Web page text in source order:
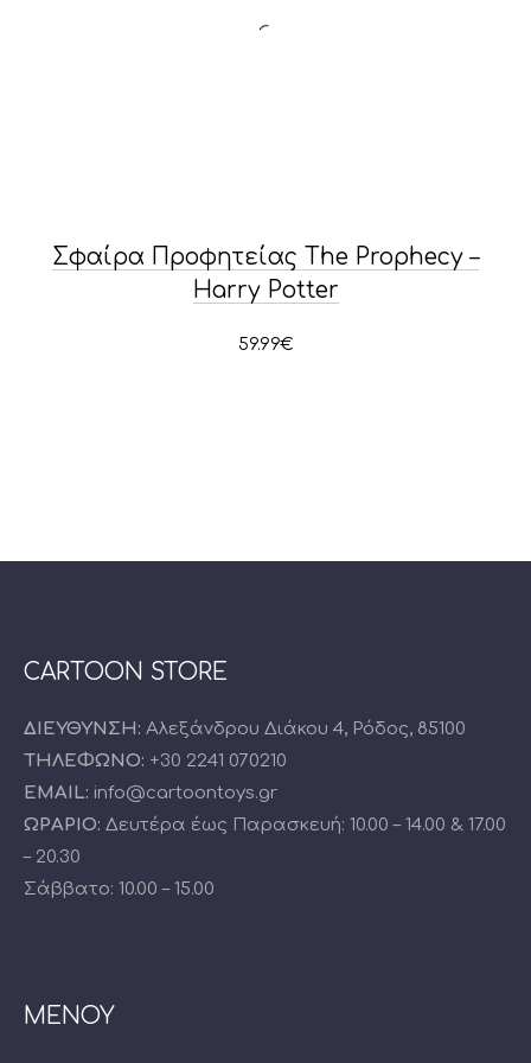
Σφαίρα Προφητείας The Prophecy –
Harry Potter
59.99€
CARTOON STORE
ΔΙΕΥΘΥΝΣΗ: Αλεξάνδρου Διάκου 4, Ρόδος, 85100
ΤΗΛΕΦΩΝΟ: +30 2241 070210
EMAIL: info@cartoontoys.gr
ΩΡΑΡΙΟ: Δευτέρα έως Παρασκευή: 10.00 – 14.00 & 17.00
– 20.30
Σάββατο: 10.00 – 15.00
ΜΕΝΟΥ